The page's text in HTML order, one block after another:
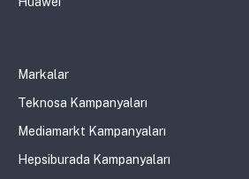
Markalar
Teknosa Kampanyaları
Mediamarkt Kampanyaları
Hepsiburada Kampanyaları